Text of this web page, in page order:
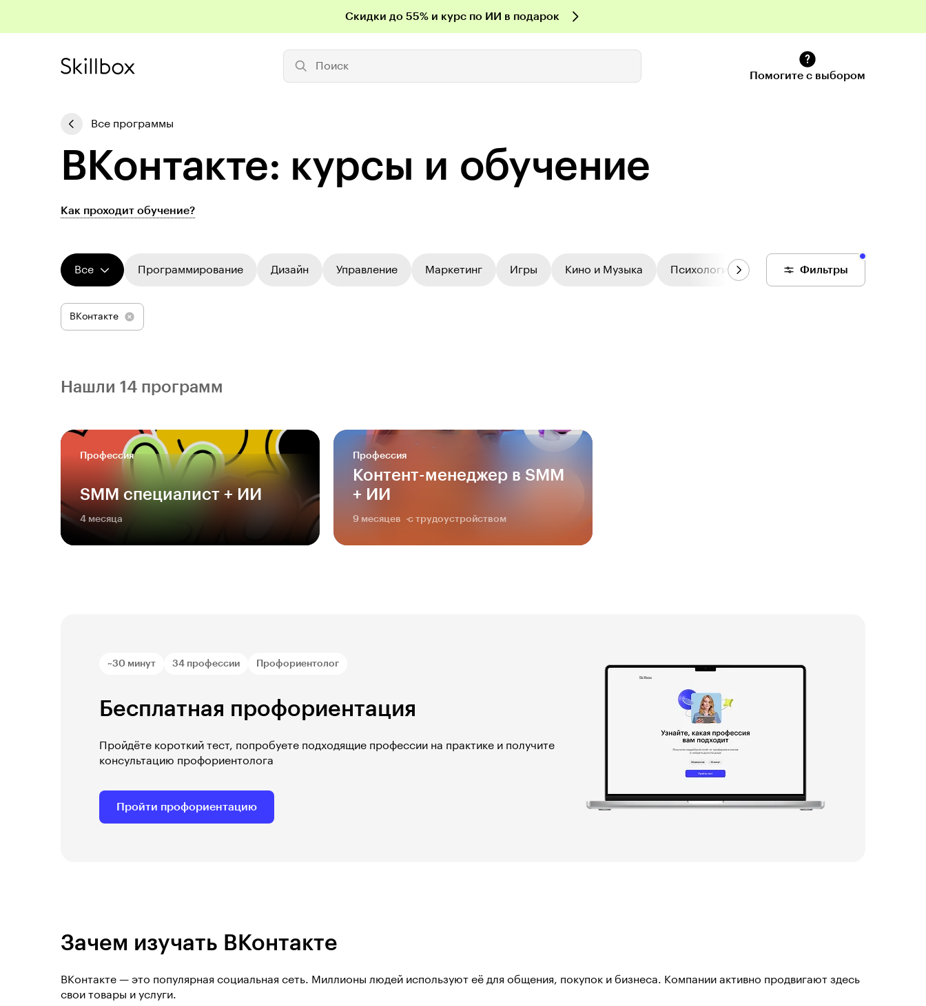
Скидки до 55% и курс по ИИ в подарок
Поиск
Помогите с выбором
Все программы
ВКонтакте: курсы и обучение
Как проходит обучение?
Фильтры
Все Программирование Дизайн Управление Маркетинг Игры Кино и Музыка Психология Цифровой колледж
ВКонтакте
Нашли 14 программ
Профессия
SMM специалист + ИИ
4 месяца
Профессия
Контент-менеджер в SMM
+ ИИ
9 месяцев с трудоустройством
~30 минут 34 профессии Профориентолог
Бесплатная профориентация
Пройдёте короткий тест, попробуете подходящие профессии на практике и получите
консультацию профориентолога
Пройти профориентацию
Зачем изучать ВКонтакте
ВКонтакте — это популярная социальная сеть. Миллионы людей используют её для общения, покупок и бизнеса. Компании активно продвигают здесь
свои товары и услуги.